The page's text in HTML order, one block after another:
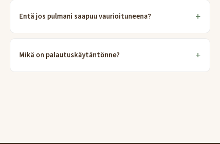
Entä jos pulmani saapuu vaurioituneena?
Mikä on palautuskäytäntönne?